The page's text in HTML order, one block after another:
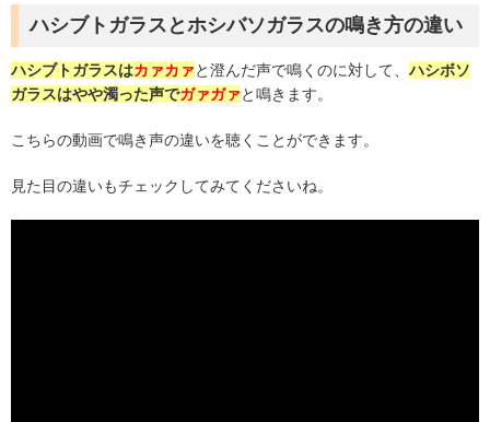
ハシブトガラスとホシバソガラスの鳴き方の違い
ハシブトガラスはカァカァと澄んだ声で鳴くのに対して、ハシボソ
ガラスはやや濁った声でガァガァと鳴きます。
こちらの動画で鳴き声の違いを聴くことができます。
見た目の違いもチェックしてみてくださいね。